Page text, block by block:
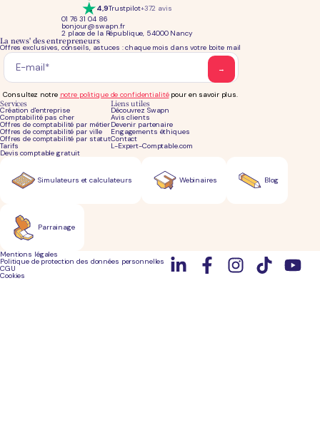
4,9Trustpilot+372 avis
01 76 31 04 86
bonjour@swapn.fr
2 place de la République, 54000 Nancy
Services
Création d'entreprise
Comptabilité pas cher
Offres de comptabilité par métier
Offres de comptabilité par ville
Offres de comptabilité par statut
Tarifs
Devis comptable gratuit
Liens utiles
Découvrez Swapn
Avis clients
Devenir partenaire
Engagements éthiques
Contact
L-Expert-Comptable.com
La news' des entrepreneurs
Offres exclusives, conseils, astuces : chaque mois dans votre boite mail
Consultez notre notre politique de confidentialitépour en savoir plus.
Simulateurs et calculateurs Blog
Parrainage
Webinaires
Mentions légales
Politique de protection des données personnelles
CGU
Cookies